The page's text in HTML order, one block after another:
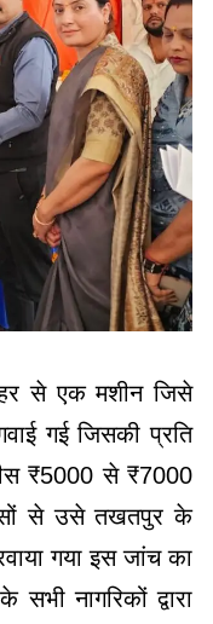
से एक मशीन जिसे
₹5000 से ₹7000
से उसे तखतपुर के
गया इस जांच का
नागरिकों द्वारा
तक के शिशुओं के लिए
गई